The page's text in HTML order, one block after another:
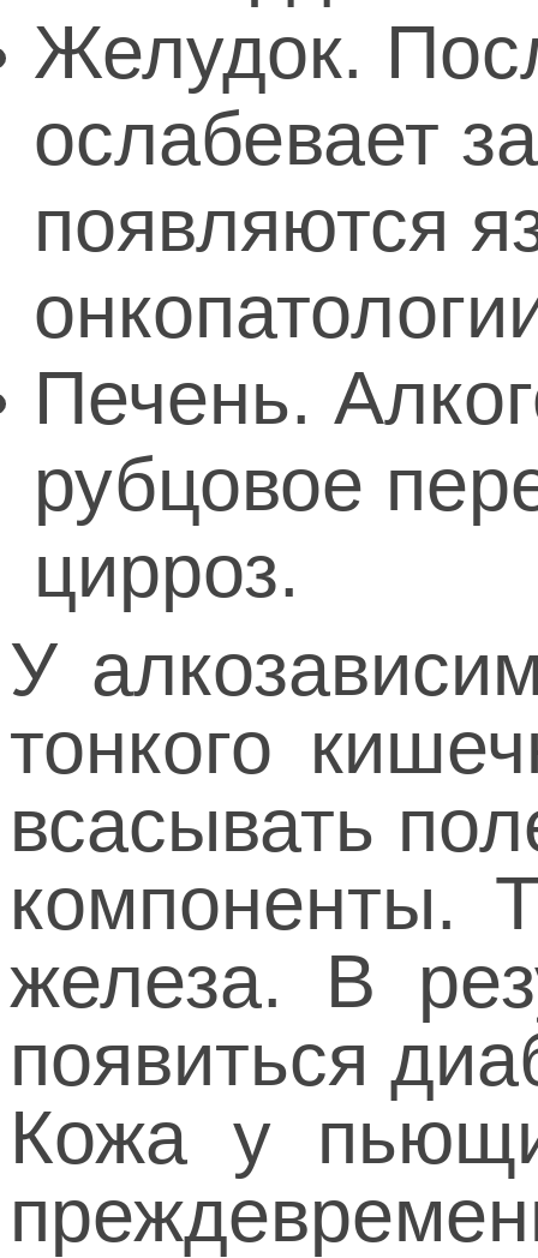
Желудок.
ослабевает
появляются
Печень.
рубцовое
цирроз.
У
тонкого
всасывать
компоненты.
железа. В
появиться
Кожа у